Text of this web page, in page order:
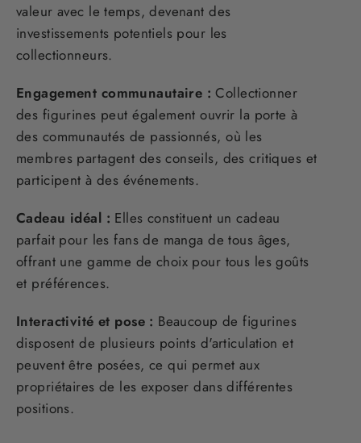
valeur avec le temps, devenant des
investissements potentiels pour les
collectionneurs.
Engagement communautaire : Collectionner
des figurines peut également ouvrir la porte à
des communautés de passionnés, où les
membres partagent des conseils, des critiques et
participent à des événements.
Cadeau idéal : Elles constituent un cadeau
parfait pour les fans de manga de tous âges,
offrant une gamme de choix pour tous les goûts
et préférences.
Interactivité et pose : Beaucoup de figurines
disposent de plusieurs points d'articulation et
peuvent être posées, ce qui permet aux
propriétaires de les exposer dans différentes
positions.